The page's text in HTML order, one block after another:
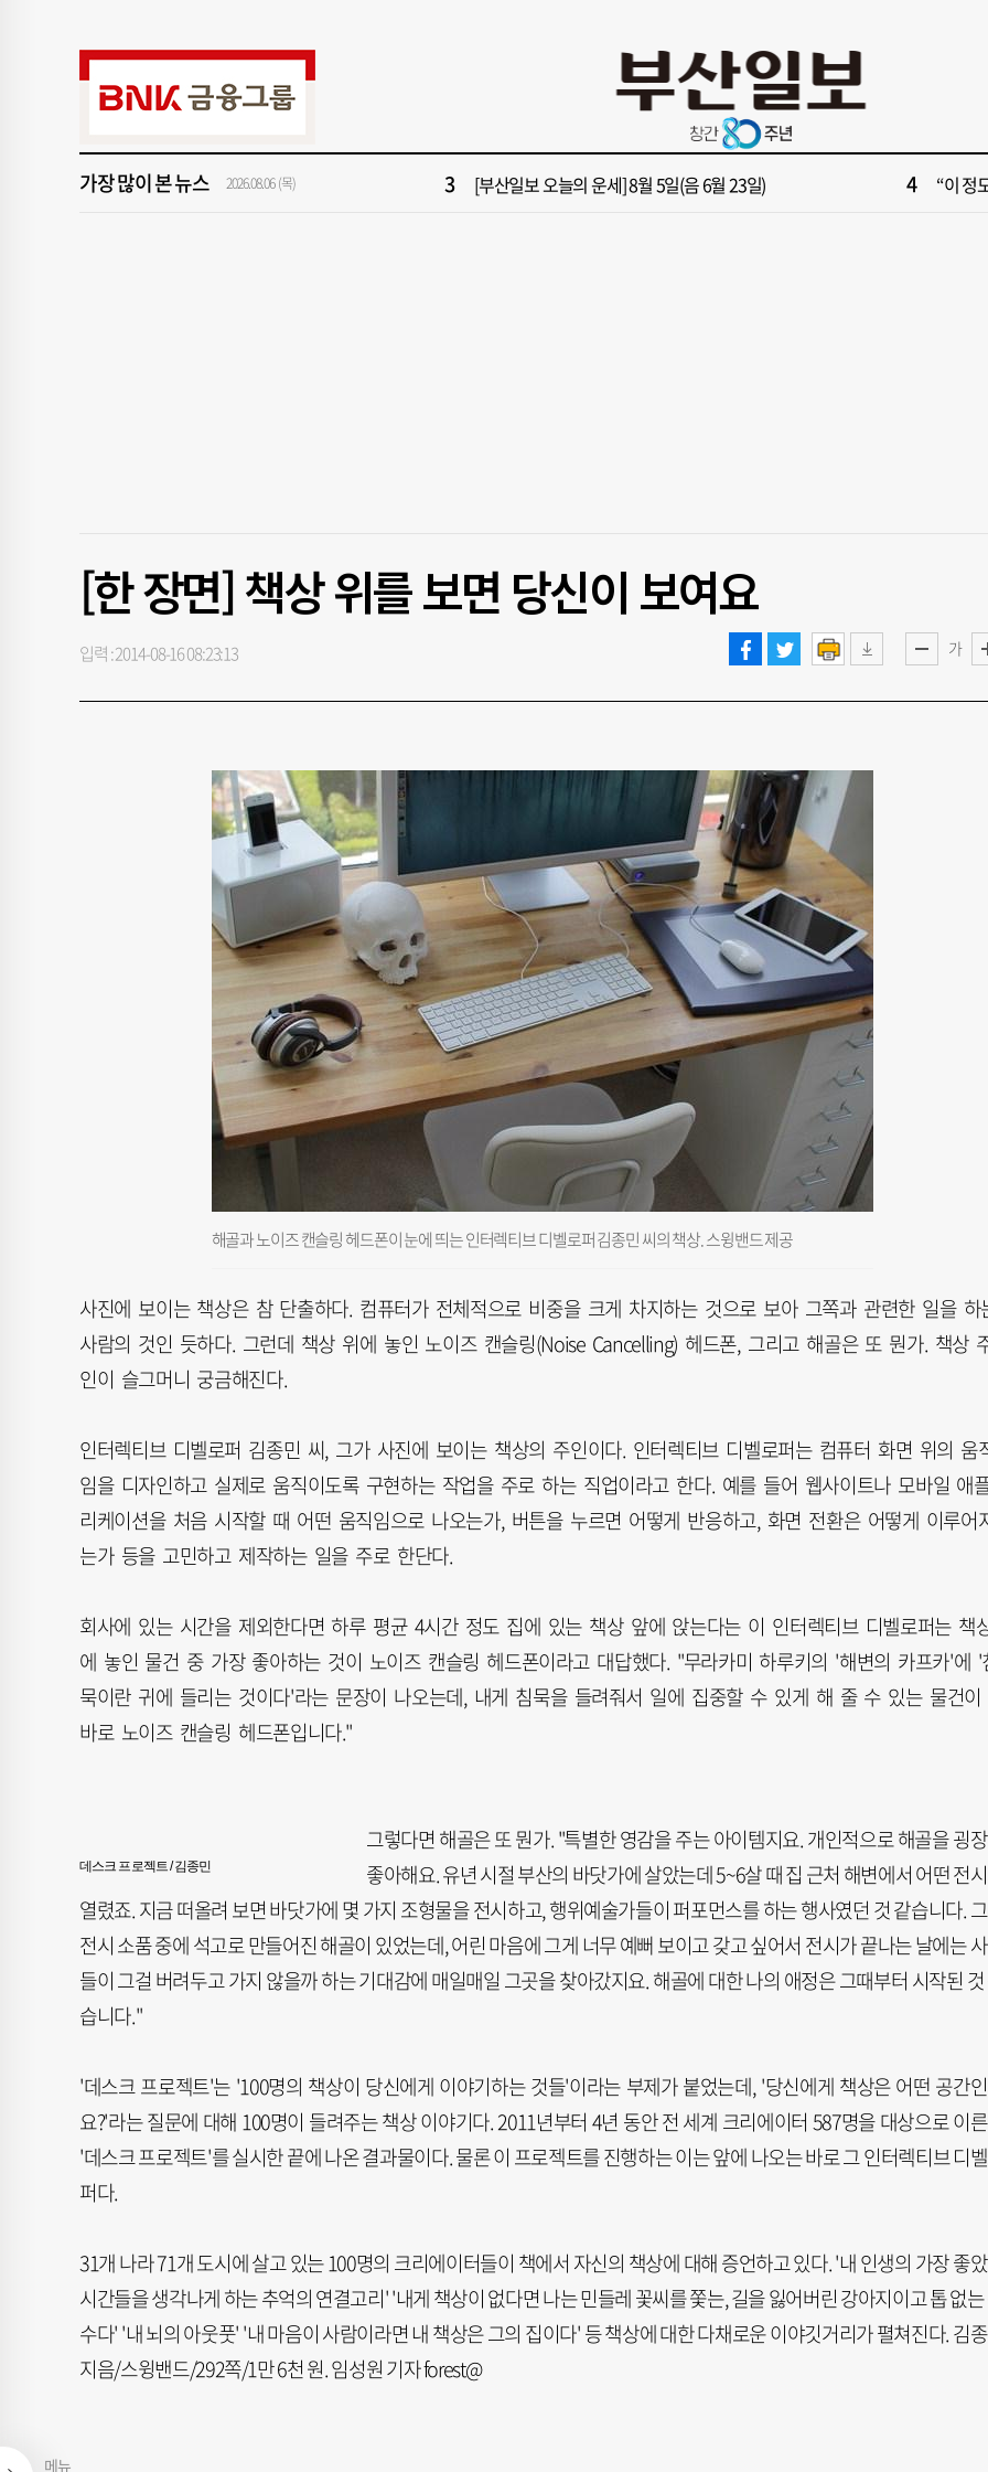
메뉴
가장 많이 본 뉴스 2026.08.06 (목)
[속보] 폭염 부추기는 제13호 태풍 '돌핀' 이동경로 유동적…북쪽으로 꺾일까 [속보
[부산일보 오늘의 운세] 8월 5일(음 6월 23일) “이
5 '구포시장 가이드' 자처한 한동훈…'구포데이'로 북구 알리기 총력 6 ‘불가
[한 장면] 책상 위를 보면 당신이 보여요
가
입력 : 2014-08-16 08:23:13
해골과 노이즈 캔슬링 헤드폰이 눈에 띄는 인터렉티브 디벨로퍼 김종민 씨의 책상. 스윙밴드 제공
사진에 보이는 책상은 참 단출하다. 컴퓨터가 전체적으로 비중을 크게 차지하는 것으로 보아 그쪽과 관련한 일을 하
사람의 것인 듯하다. 그런데 책상 위에 놓인 노이즈 캔슬링(Noise Cancelling) 헤드폰, 그리고 해골은 또 뭔가. 책상
인이 슬그머니 궁금해진다.
인터렉티브 디벨로퍼 김종민 씨, 그가 사진에 보이는 책상의 주인이다. 인터렉티브 디벨로퍼는 컴퓨터 화면 위의 움
임을 디자인하고 실제로 움직이도록 구현하는 작업을 주로 하는 직업이라고 한다. 예를 들어 웹사이트나 모바일 애
리케이션을 처음 시작할 때 어떤 움직임으로 나오는가, 버튼을 누르면 어떻게 반응하고, 화면 전환은 어떻게 이루어
는가 등을 고민하고 제작하는 일을 주로 한단다.
회사에 있는 시간을 제외한다면 하루 평균 4시간 정도 집에 있는 책상 앞에 앉는다는 이 인터렉티브 디벨로퍼는 책
에 놓인 물건 중 가장 좋아하는 것이 노이즈 캔슬링 헤드폰이라고 대답했다. "무라카미 하루키의 '해변의 카프카'에 '
묵이란 귀에 들리는 것이다'라는 문장이 나오는데, 내게 침묵을 들려줘서 일에 집중할 수 있게 해 줄 수 있는 물건이
바로 노이즈 캔슬링 헤드폰입니다."
데스크 프로젝트 / 김종민
그렇다면 해골은 또 뭔가. "특별한 영감을 주는 아이템지요. 개인적으로 해골을 굉
좋아해요. 유년 시절 부산의 바닷가에 살았는데 5~6살 때 집 근처 해변에서 어떤 전
열렸죠. 지금 떠올려 보면 바닷가에 몇 가지 조형물을 전시하고, 행위예술가들이 퍼포먼스를 하는 행사였던 것 같습니다.
전시 소품 중에 석고로 만들어진 해골이 있었는데, 어린 마음에 그게 너무 예뻐 보이고 갖고 싶어서 전시가 끝나는 날에는
들이 그걸 버려두고 가지 않을까 하는 기대감에 매일매일 그곳을 찾아갔지요. 해골에 대한 나의 애정은 그때부터 시작된
습니다."
'데스크 프로젝트'는 '100명의 책상이 당신에게 이야기하는 것들'이라는 부제가 붙었는데, '당신에게 책상은 어떤 공간
요?'라는 질문에 대해 100명이 들려주는 책상 이야기다. 2011년부터 4년 동안 전 세계 크리에이터 587명을 대상으로 이
'데스크 프로젝트'를 실시한 끝에 나온 결과물이다. 물론 이 프로젝트를 진행하는 이는 앞에 나오는 바로 그 인터렉티브 디
퍼다.
31개 나라 71개 도시에 살고 있는 100명의 크리에이터들이 책에서 자신의 책상에 대해 증언하고 있다. '내 인생의 가장 좋
시간들을 생각나게 하는 추억의 연결고리' '내게 책상이 없다면 나는 민들레 꽃씨를 쫓는, 길을 잃어버린 강아지이고 톱 없
수다' '내 뇌의 아웃풋' '내 마음이 사람이라면 내 책상은 그의 집이다' 등 책상에 대한 다채로운 이야깃거리가 펼쳐진다. 김
지음/스윙밴드/292쪽/1만 6천 원. 임성원 기자 forest@